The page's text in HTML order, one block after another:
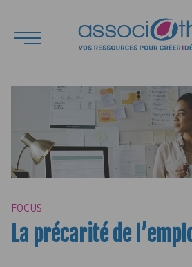
FOCUS
La précarité de